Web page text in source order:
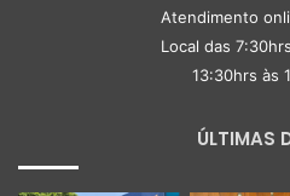
Atendimento
Local das
13:30hrs às
ÚLTIMAS